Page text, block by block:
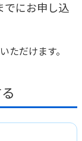
でにお申し込
ただけます。